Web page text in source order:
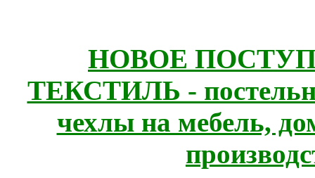
НОВОЕ
ТЕКСТИЛЬ -
чехлы на мебель,